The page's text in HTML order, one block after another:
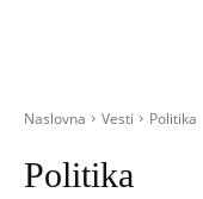
Naslovna Vesti Politika
Politika